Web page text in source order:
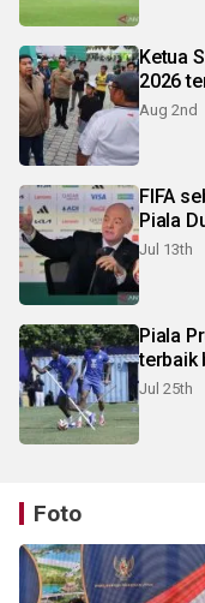
Ketua
2026
Aug 2nd
FIFA
Piala
Jul 13th
Piala
terbaik
Jul 25th
Foto